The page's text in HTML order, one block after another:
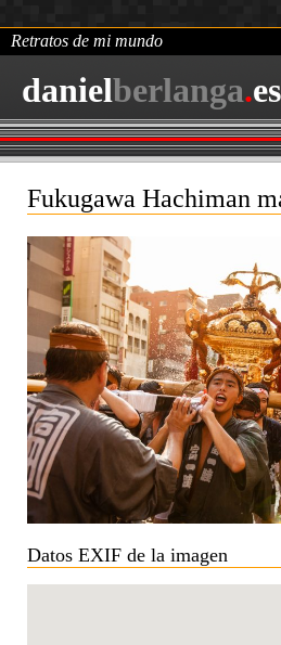
danielberlanga.es
Retratos de mi mundo
Fukugawa Hachiman
Datos EXIF de la imagen